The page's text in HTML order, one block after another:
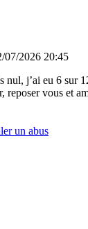
07/2026 20:45
nul, j’ai eu 6 sur
reposer vous et
un abus